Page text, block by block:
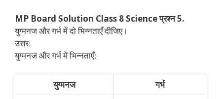
MP Board Solution Class 8 Science प्रश्न 5.
युग्मनज और गर्भ में दो भिन्नताएँ दीजिए।
उत्तर:
युग्मनज और गर्भ में भिन्नताएँ:
युग्मनज गर्भ